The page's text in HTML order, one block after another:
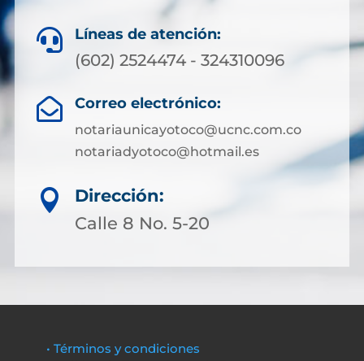
 Líneas de atención:
(602) 2524474 - 324310096
 Correo electrónico:
notariaunicayotoco@ucnc.com.co
notariadyotoco@hotmail.es

Dirección:
Calle 8 No. 5-20
• Términos y condiciones